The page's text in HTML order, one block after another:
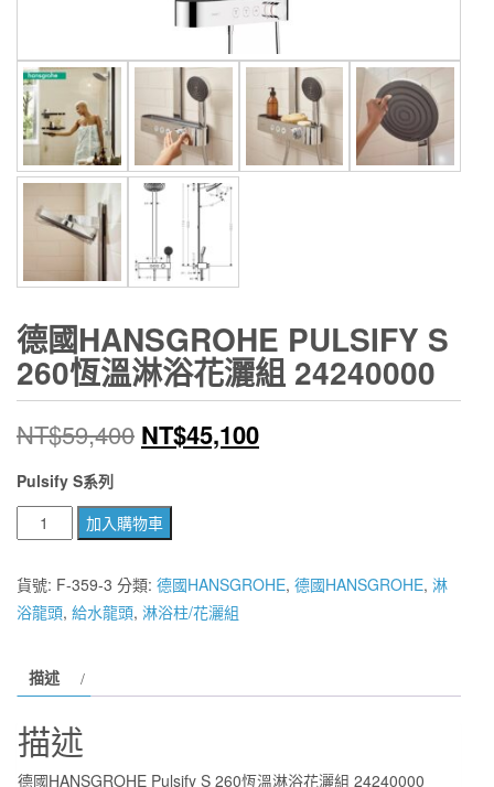
德國HANSGROHE PULSIFY S
260恆溫淋浴花灑組 24240000
NT$59,400 原
價
NT$59,400。
NT$45,100目
NT$45,100。
Pulsify S系列
國
HANSGROHE
Pulsify
S
恆
淋
加入購物車
貨號: F-359-3 分類: 德國HANSGROHE, 德國HANSGROHE, 淋
浴龍頭, 給水龍頭, 淋浴柱/花灑組
描述
描述
德國HANSGROHE Pulsify S 260恆溫淋浴花灑組 24240000